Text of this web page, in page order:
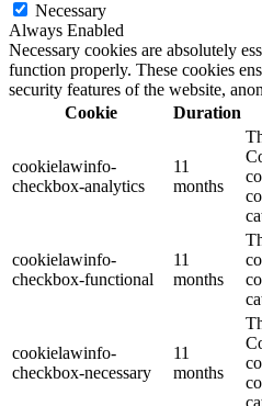
Necessary
Always Enabled
Necessary cookies are absolutely
function properly. These cookies
security features of the website,
Cookie
Duration
cookielawinfo-
checkbox-analytics
11
months
cookielawinfo-
checkbox-functional
11
months
cookielawinfo-
checkbox-necessary
11
months